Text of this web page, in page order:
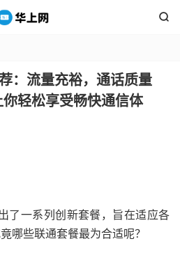

：流量充裕，通话质量
轻松享受畅快通信体
了一系列创新套餐，旨在适应各
哪些联通套餐最为合适呢？